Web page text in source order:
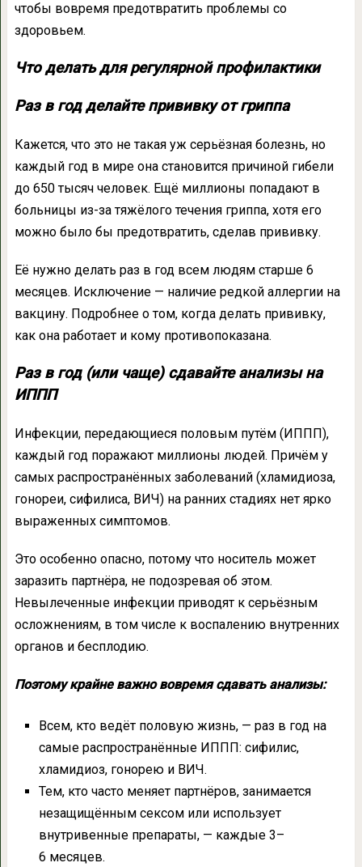
чтобы вовремя предотвратить проблемы со
здоровьем.
Что делать для регулярной профилактики
Раз в год делайте прививку от гриппа
Кажется, что это не такая уж серьёзная болезнь, но
каждый год в мире она становится причиной гибели
до 650 тысяч человек. Ещё миллионы попадают в
больницы из-за тяжёлого течения гриппа, хотя его
можно было бы предотвратить, сделав прививку.
Её нужно делать раз в год всем людям старше 6
месяцев. Исключение — наличие редкой аллергии на
вакцину. Подробнее о том, когда делать прививку,
как она работает и кому противопоказана.
Раз в год (или чаще) сдавайте анализы на
ИППП
Инфекции, передающиеся половым путём (ИППП),
каждый год поражают миллионы людей. Причём у
самых распространённых заболеваний (хламидиоза,
гонореи, сифилиса, ВИЧ) на ранних стадиях нет ярко
выраженных симптомов.
Это особенно опасно, потому что носитель может
заразить партнёра, не подозревая об этом.
Невылеченные инфекции приводят к серьёзным
осложнениям, в том числе к воспалению внутренних
органов и бесплодию.
Поэтому крайне важно вовремя сдавать анализы:
Всем, кто ведёт половую жизнь, — раз в год на
самые распространённые ИППП: сифилис,
хламидиоз, гонорею и ВИЧ.
Тем, кто часто меняет партнёров, занимается
незащищённым сексом или использует
внутривенные препараты, — каждые 3–
6 месяцев.